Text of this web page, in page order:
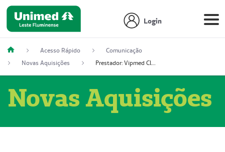
Login
Acesso Rápido
Comunicação
Novas Aquisições
Prestador: Vipmed Clínica Geral Ltda, 51004349-0 (Nome Fantasia: Policlínica Master)
Novas Aquisições